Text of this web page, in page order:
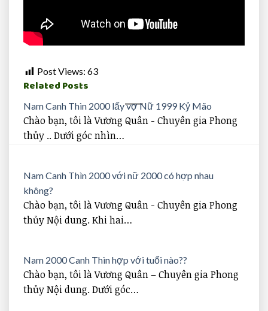
Post Views: 63
Related Posts
Nam Canh Thìn 2000 lấy vợ Nữ 1999 Kỷ Mão
Chào bạn, tôi là Vương Quân - Chuyên gia Phong
thủy .. Dưới góc nhìn…
Nam Canh Thìn 2000 với nữ 2000 có hợp nhau
không?
Chào bạn, tôi là Vương Quân - Chuyên gia Phong
thủy Nội dung. Khi hai…
Nam 2000 Canh Thìn hợp với tuổi nào??
Chào bạn, tôi là Vương Quân – Chuyên gia Phong
thủy Nội dung. Dưới góc…